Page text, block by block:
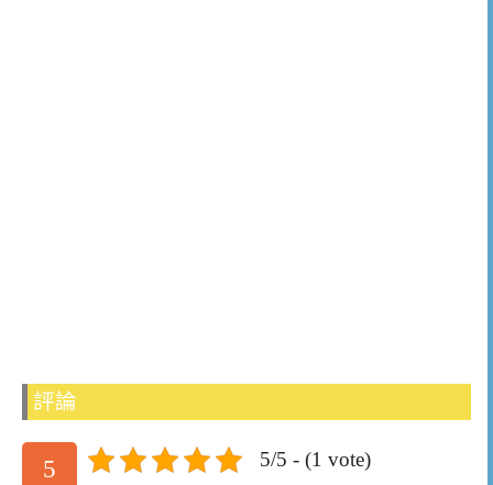
評論
5 5/5 - (1 vote)